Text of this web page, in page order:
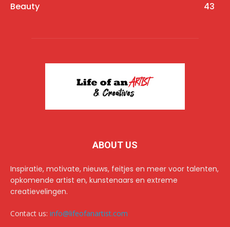
Beauty
43
ABOUT US
Inspiratie, motivate, nieuws, feitjes en meer voor talenten,
opkomende artist en, kunstenaars en extreme
creatievelingen.
Contact us: info@lifeofanartist.com